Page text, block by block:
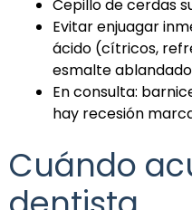
Cepillo de cerdas
Evitar enjuagar
ácido (cítricos,
esmalte
En consulta:
hay recesión
Cuándo